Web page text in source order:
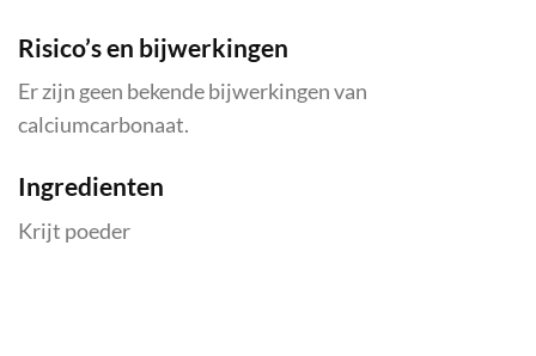
Risico’s en bijwerkingen
Er zijn geen bekende bijwerkingen van
calciumcarbonaat.
Ingredienten
Krijt poeder